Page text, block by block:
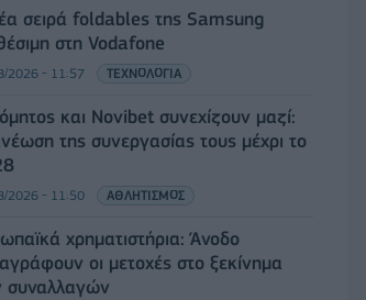
σειρά foldables της Samsung
στη Vodafone
2026 - 11:57 ΤΕΧΝΟΛΟΓΙΑ
και Novibet συνεχίζουν μαζί:
της συνεργασίας τους μέχρι το
2026 - 11:50 ΑΘΛΗΤΙΣΜΟΣ
χρηματιστήρια: Άνοδο
οι μετοχές στο ξεκίνημα
συναλλαγών